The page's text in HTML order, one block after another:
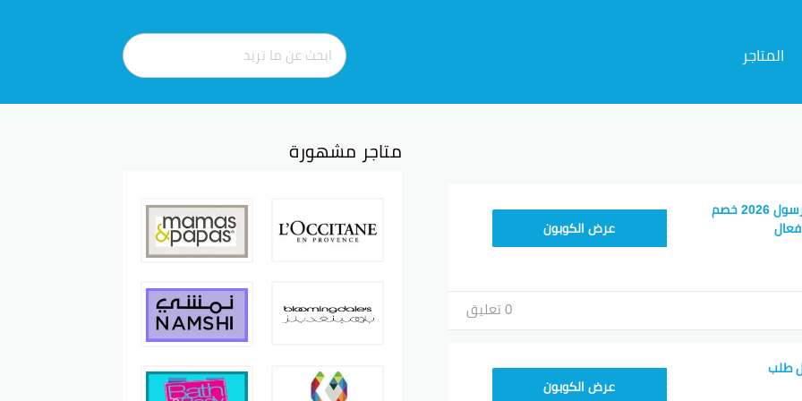
المتاجر
احدث كوبون خصم مرسول 2026 خصم
9637E048عرض الكوبون
0 تعليق
طلب
9637E048عرض الكوبون
متاجر مشهورة